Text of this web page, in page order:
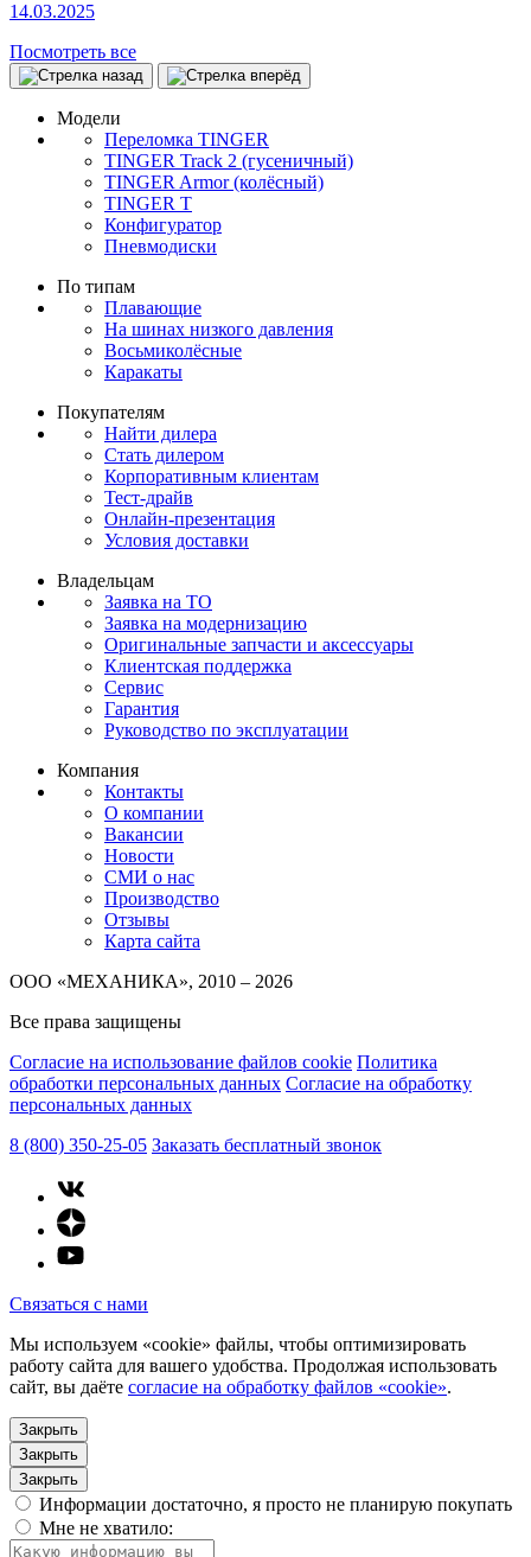
14.03.2025
Посмотреть все
Модели
Переломка TINGER
TINGER Track 2 (гусеничный)
TINGER Armor (колёсный)
TINGER T
Конфигуратор
Пневмодиски
По типам
Плавающие
На шинах низкого давления
Восьмиколёсные
Каракаты
Покупателям
Найти дилера
Стать дилером
Корпоративным клиентам
Тест-драйв
Онлайн-презентация
Условия доставки
Владельцам
Заявка на ТО
Заявка на модернизацию
Оригинальные запчасти и аксессуары
Клиентская поддержка
Сервис
Гарантия
Руководство по эксплуатации
Компания
Контакты
О компании
Вакансии
Новости
СМИ о нас
Производство
Отзывы
Карта сайта
ООО «МЕХАНИКА», 2010 – 2026
Все права защищены
Согласие на использование файлов cookie Политика
обработки персональных данных Согласие на обработку
персональных данных
8 (800) 350-25-05 Заказать бесплатный звонок
Связаться с нами
Мы используем «cookie» файлы, чтобы оптимизировать
работу сайта для вашего удобства. Продолжая использовать
сайт, вы даёте согласие на обработку файлов «cookie».
Закрыть
Закрыть
Закрыть
Информации достаточно, я просто не планирую покупать
Мне не хватило: